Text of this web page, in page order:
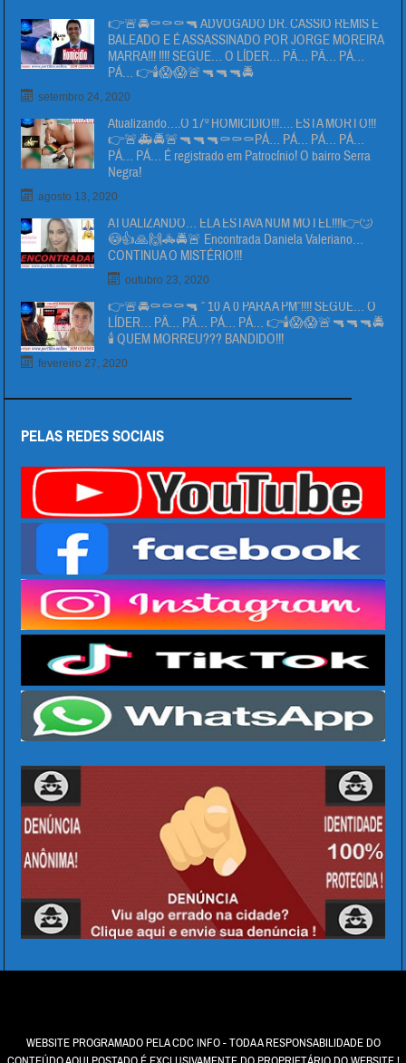
👉🚨🚔⚰⚰⚰🔫 ADVOGADO DR. CÁSSIO REMIS É
BALEADO E É ASSASSINADO POR JORGE MOREIRA
MARRA!!! !!!! SEGUE… O LÍDER… PÄ… PÄ… PÁ…
PÁ… 👉🕯😱😱🚨🔫🔫🔫🚔
setembro 24, 2020
Atualizando….O 17º HOMICIDIO!!!…. ESTA MORTO!!!
👉🚨🚑🚔🚨🔫🔫🔫⚰⚰⚰PÁ… PÁ… PÁ… PÁ…
PÁ… PÁ… É registrado em Patrocínio! O bairro Serra
Negra!
agosto 13, 2020
ATUALIZANDO… ELA ESTAVA NUM MOTEL!!!!👉🙄
😳👍🙏🙌🚓🚔🚨 Encontrada Daniela Valeriano…
CONTINUA O MISTÉRIO!!!
outubro 23, 2020
👉🚨🚔⚰⚰⚰🔫 ” 10 Á 0 PARA A PM”!!!! SEGUE… O
LÍDER… PÄ… PÄ… PÁ… PÁ… 👉🕯😱😱🚨🔫🔫🔫🚔
🕯 QUEM MORREU??? BANDIDO!!!
fevereiro 27, 2020
PELAS REDES SOCIAIS
WEBSITE PROGRAMADO PELA CDC INFO - TODA A RESPONSABILIDADE DO